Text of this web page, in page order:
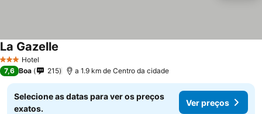
3 EstrelasHotel
La Gazelle
7,6 Boa 215 a 1.9 km de Centro da cidade
Selecione as datas para ver os preços
exatos.
Ver preços